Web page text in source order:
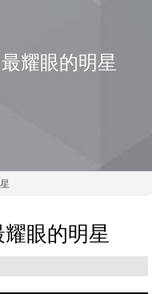
耀眼的明星
眼的明星